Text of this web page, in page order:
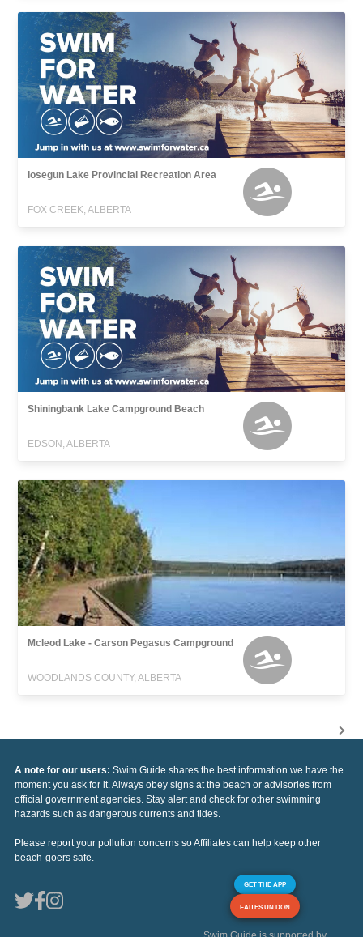
Iosegun Lake Provincial Recreation Area
FOX CREEK, ALBERTA
Shiningbank Lake Campground Beach
EDSON, ALBERTA
Mcleod Lake - Carson Pegasus Campground
WOODLANDS COUNTY, ALBERTA
A note for our users: Swim Guide shares the best information we have the
moment you ask for it. Always obey signs at the beach or advisories from
official government agencies. Stay alert and check for other swimming
hazards such as dangerous currents and tides.
Please report your pollution concerns so Affiliates can help keep other
beach-goers safe.
GET THE APP
FAITES UN DON